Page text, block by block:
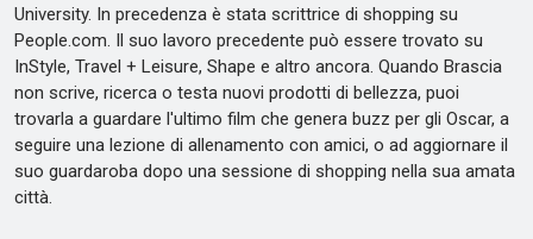
University. In precedenza è stata scrittrice di shopping su
People.com. Il suo lavoro precedente può essere trovato su
InStyle, Travel + Leisure, Shape e altro ancora. Quando Brascia
non scrive, ricerca o testa nuovi prodotti di bellezza, puoi
trovarla a guardare l'ultimo film che genera buzz per gli Oscar, a
seguire una lezione di allenamento con amici, o ad aggiornare il
suo guardaroba dopo una sessione di shopping nella sua amata
città.